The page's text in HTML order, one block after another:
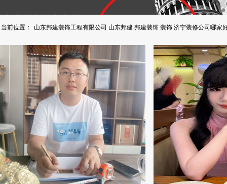
当前位置： 山东邦建装饰工程有限公司 山东邦建 邦建装饰 装饰 济宁装修公司哪家